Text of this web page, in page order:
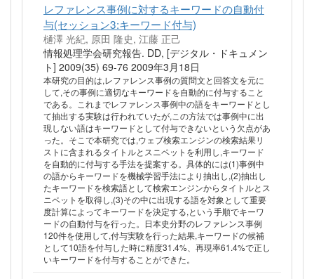
レファレンス事例に対するキーワードの自動付
与(セッション3:キーワード付与)
樋澤 光紀, 原田 隆史, 江藤 正己
情報処理学会研究報告. DD, [デジタル・ドキュメン
ト] 2009(35) 69-76 2009年3月18日
本研究の目的は,レファレンス事例の質問文と回答文を元に
して,その事例に適切なキーワードを自動的に付与すること
である。これまでレファレンス事例中の語をキーワードとし
て抽出する実験は行われていたが,この方法では事例中に出
現しない語はキーワードとして付与できないという欠点があ
った。そこで本研究では,ウェブ検索エンジンの検索結果リ
ストに含まれるタイトルとスニペットを利用し,キーワード
を自動的に付与する手法を提案する。具体的には(1)事例中
の語からキーワードを機械学習手法により抽出し,(2)抽出し
たキーワードを検索語として検索エンジンからタイトルとス
ニペットを取得し,(3)その中に出現する語を対象として重要
度計算によってキーワードを決定する,という手順でキーワ
ードの自動付与を行った。日本史分野のレファレンス事例
120件を使用して,付与実験を行った結果,キーワードの候補
として10語を付与した時に精度31.4%、再現率61.4%で正し
いキーワードを付与することができた。